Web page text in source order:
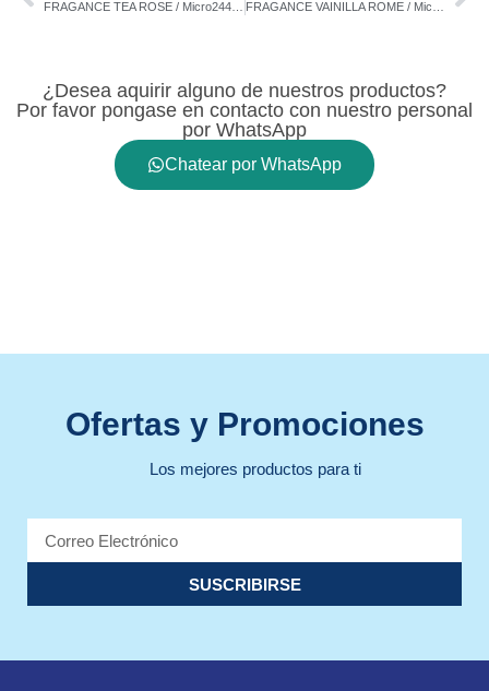
¿Desea aquirir alguno de nuestros productos?
Por favor pongase en contacto con nuestro personal
por WhatsApp
Chatear por WhatsApp
Ofertas y Promociones
Los mejores productos para ti
SUSCRIBIRSE